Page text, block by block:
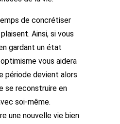
de concrétiser
Ainsi, si vous
gardant un état
vous aidera
période devient alors
se reconstruire en
soi-même.
une nouvelle vie bien